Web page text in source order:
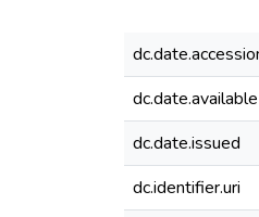
dc.date.available
dc.date.issued
dc.identifier.uri